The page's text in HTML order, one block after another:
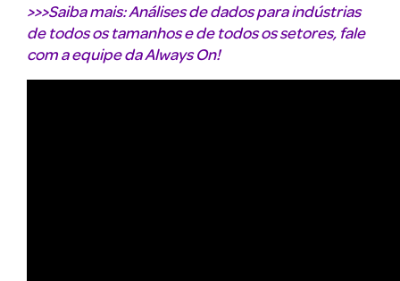
>>>Saiba mais: Análises de dados para indústrias
de todos os tamanhos e de todos os setores, fale
com a equipe da Always On!